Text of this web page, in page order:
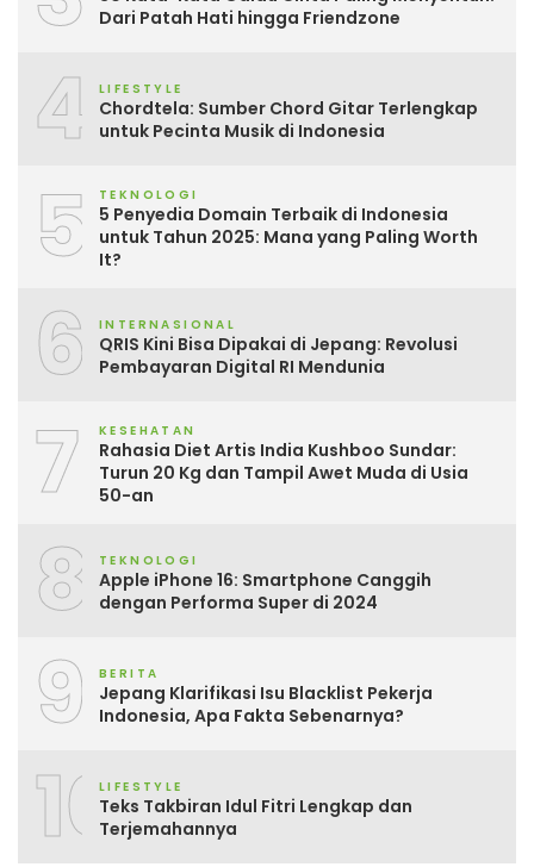
Dari Patah Hati hingga Friendzone
4 LIFESTYLE
Chordtela: Sumber Chord Gitar Terlengkap
untuk Pecinta Musik di Indonesia
5 TEKNOLOGI
5 Penyedia Domain Terbaik di Indonesia
untuk Tahun 2025: Mana yang Paling Worth
It?
6 INTERNASIONAL
QRIS Kini Bisa Dipakai di Jepang: Revolusi
Pembayaran Digital RI Mendunia
7 KESEHATAN
Rahasia Diet Artis India Kushboo Sundar:
Turun 20 Kg dan Tampil Awet Muda di Usia
50-an
8 TEKNOLOGI
Apple iPhone 16: Smartphone Canggih
dengan Performa Super di 2024
9 BERITA
Jepang Klarifikasi Isu Blacklist Pekerja
Indonesia, Apa Fakta Sebenarnya?
10LIFESTYLE
Teks Takbiran Idul Fitri Lengkap dan
Terjemahannya